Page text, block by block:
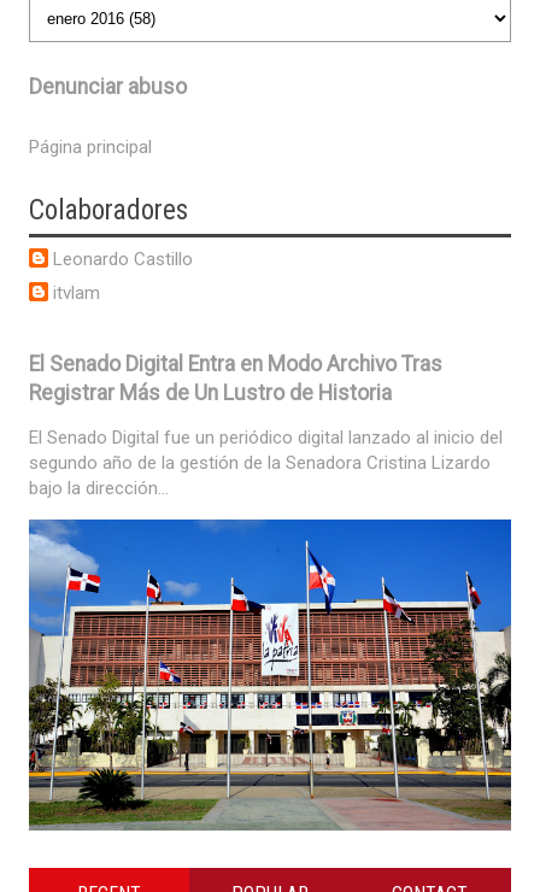
Denunciar abuso
Página principal
Colaboradores
Leonardo Castillo
itvlam
El Senado Digital Entra en Modo Archivo Tras
Registrar Más de Un Lustro de Historia
El Senado Digital fue un periódico digital lanzado al inicio del
segundo año de la gestión de la Senadora Cristina Lizardo
bajo la dirección...